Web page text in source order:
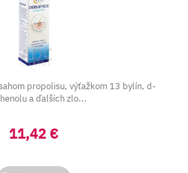
propolisu, výťažkom 13 bylín, d-
a ďalších zlo...
11,42 €